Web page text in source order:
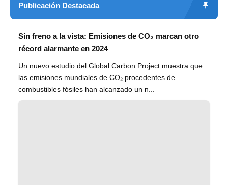
Publicación Destacada
Sin freno a la vista: Emisiones de CO₂ marcan otro
récord alarmante en 2024
Un nuevo estudio del Global Carbon Project muestra que
las emisiones mundiales de CO₂ procedentes de
combustibles fósiles han alcanzado un n...